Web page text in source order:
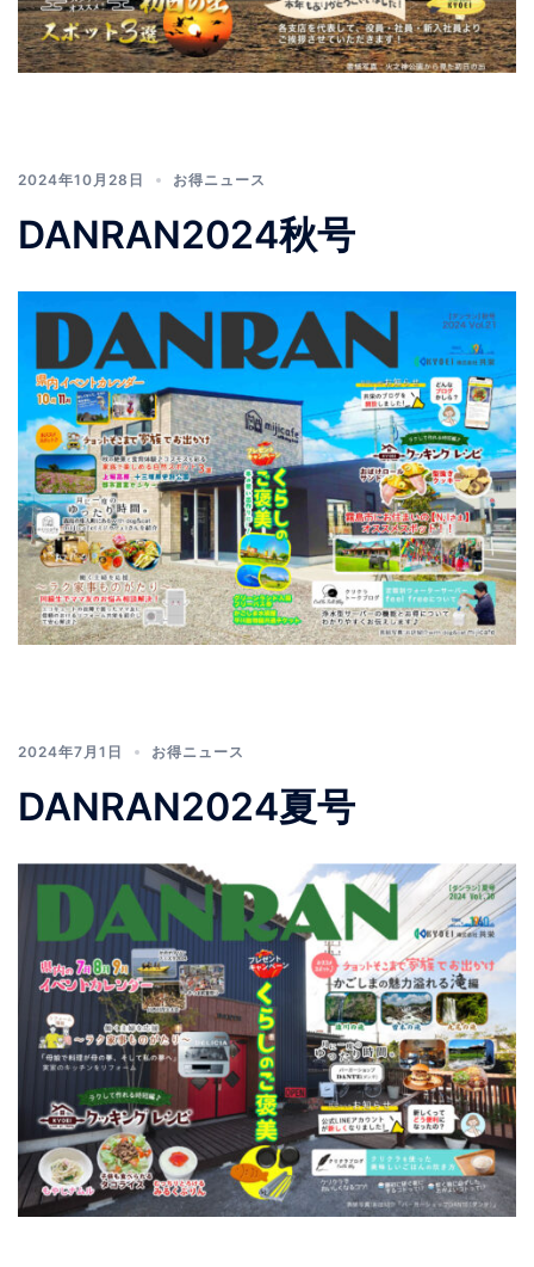
2024年10月28日 お得ニュース
DANRAN2024秋号
2024年7月1日 お得ニュース
DANRAN2024夏号